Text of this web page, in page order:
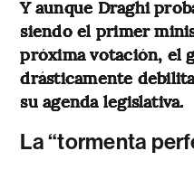
Y aunque Draghi
siendo el primer
próxima votación, el
drásticamente
su agenda legislativa.
La “tormenta